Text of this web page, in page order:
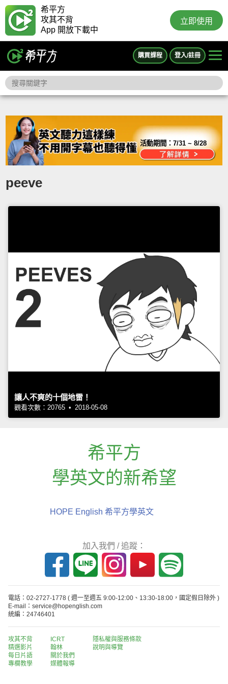
希平方
攻其不背
App 開放下載中
立即使用
購買課程 登入/註冊
活動期間：7/31 ~ 8/28
peeve
讓人不爽的十個地雷！
觀看次數：20765 • 2018-05-08
希平方
學英文的新希望
HOPE English 希平方學英文
加入我們 / 追蹤：
電話：02-2727-1778 ( 週一至週五 9:00-12:00、13:30-18:00，國定假日除外 )
E-mail：service@hopenglish.com
統編：24746401
攻其不背
精選影片
每日片語
專欄教學
ICRT
翰林
關於我們
媒體報導
隱私權與服務條款
說明與導覽